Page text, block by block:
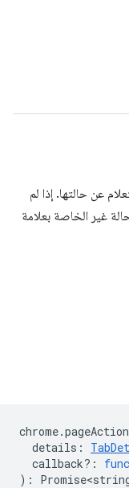
عن حالتها. إذا لم
غير الخاصة بعلامة
chrome.pageAction
details :
callback? :
) :